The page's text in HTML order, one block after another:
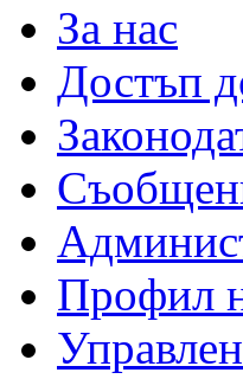
За нас
Достъп
Профил